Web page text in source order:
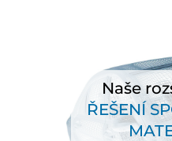
Naše
ŘEŠENÍ